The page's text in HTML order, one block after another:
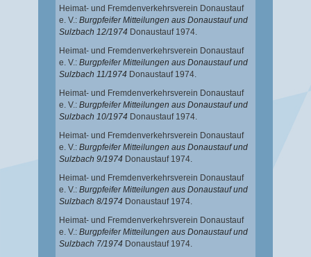
Heimat- und Fremdenverkehrsverein Donaustauf
e. V.: Burgpfeifer Mitteilungen aus Donaustauf und
Sulzbach 12/1974 Donaustauf 1974.
Heimat- und Fremdenverkehrsverein Donaustauf
e. V.: Burgpfeifer Mitteilungen aus Donaustauf und
Sulzbach 11/1974 Donaustauf 1974.
Heimat- und Fremdenverkehrsverein Donaustauf
e. V.: Burgpfeifer Mitteilungen aus Donaustauf und
Sulzbach 10/1974 Donaustauf 1974.
Heimat- und Fremdenverkehrsverein Donaustauf
e. V.: Burgpfeifer Mitteilungen aus Donaustauf und
Sulzbach 9/1974 Donaustauf 1974.
Heimat- und Fremdenverkehrsverein Donaustauf
e. V.: Burgpfeifer Mitteilungen aus Donaustauf und
Sulzbach 8/1974 Donaustauf 1974.
Heimat- und Fremdenverkehrsverein Donaustauf
e. V.: Burgpfeifer Mitteilungen aus Donaustauf und
Sulzbach 7/1974 Donaustauf 1974.